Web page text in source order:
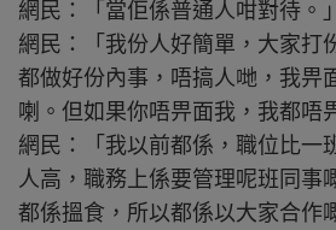
網民：「當佢係普通人咁對待。」
網民：「我份人好簡單，大家打
都做好份內事，唔搞人哋，我畀
喇。但如果你唔畀面我，我都唔
網民：「我以前都係，職位比一
人高，職務上係要管理呢班同事
都係搵食，所以都係以大家合作